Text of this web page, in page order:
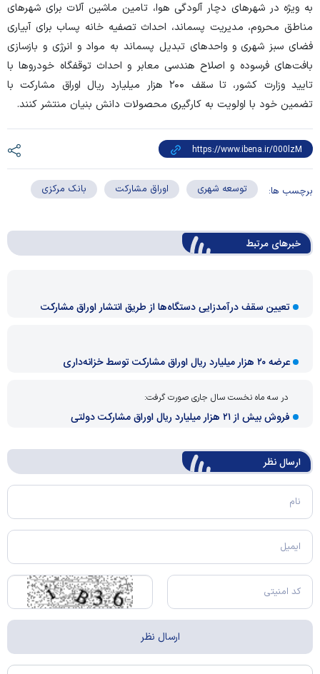
به ویژه در شهر‌های دچار آلودگی هوا، تامین ماشین آلات برای شهر‌های
مناطق محروم، مدیریت پسماند، احداث تصفیه خانه پساب برای آبیاری
فضای سبز شهری و واحد‌های تبدیل پسماند به مواد و انرژی و بازسازی
بافت‌های فرسوده و اصلاح هندسی معابر و احداث توقفگاه خودرو‌ها با
تایید وزارت کشور، تا سقف ۲۰۰ هزار میلیارد ریال اوراق مشارکت با
تضمین خود با اولویت به کارگیری محصولات دانش بنیان منتشر کنند.
برچسب ها: توسعه شهری اوراق مشارکت بانک مرکزی
خبرهای مرتبط
تعیین سقف درآمدزایی دستگاه‌ها از طریق انتشار اوراق مشارکت
عرضه ۲۰ هزار میلیارد ریال اوراق مشارکت توسط خزانه‌داری
در سه ماه نخست سال جاری صورت گرفت:
فروش بیش از ۲۱ هزار میلیارد ریال اوراق مشارکت دولتی
ارسال‌ نظر